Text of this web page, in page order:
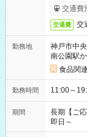
交通費
交通費 交
勤務地
神戸市中
南公園駅
食品関
勤務時間
期間
長期【ご
即日～